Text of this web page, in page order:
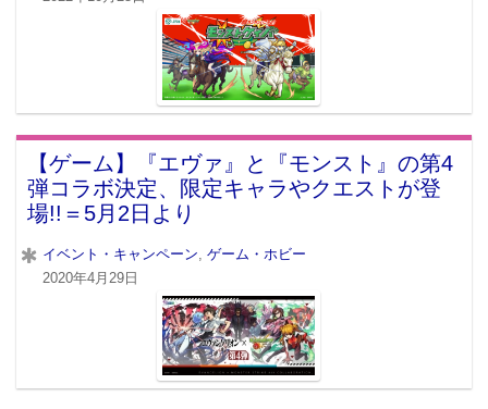
【ゲーム】『エヴァ』と『モンスト』の第4
弾コラボ決定、限定キャラやクエストが登
場!!＝5月2日より
イベント・キャンペーン ゲーム・ホビー
2020年4月29日